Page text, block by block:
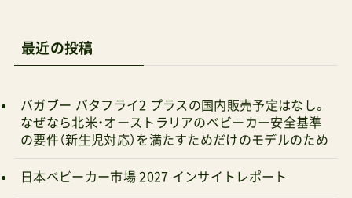
最近の投稿
バガブー バタフライ2 プラスの国内販売予定はなし。
なぜなら北米・オーストラリアのベビーカー安全基準
の要件（新生児対応）を満たすためだけのモデルのため
日本ベビーカー市場 2027 インサイトレポート